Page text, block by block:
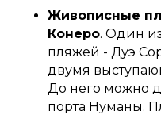
Живописные
Конеро. Один
пляжей - Дуэ
двумя
До него можно
порта Нуманы.